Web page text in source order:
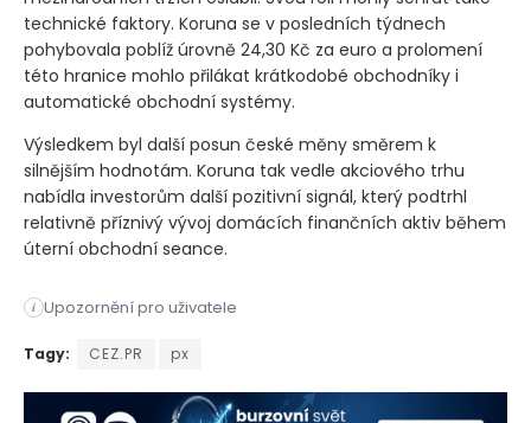
Dalším faktorem byl vývoj amerického dolaru, který na
mezinárodních trzích oslabil. Svou roli mohly sehrát také
technické faktory. Koruna se v posledních týdnech
pohybovala poblíž úrovně 24,30 Kč za euro a prolomení
této hranice mohlo přilákat krátkodobé obchodníky i
automatické obchodní systémy.
Výsledkem byl další posun české měny směrem k
silnějším hodnotám. Koruna tak vedle akciového trhu
nabídla investorům další pozitivní signál, který podtrhl
i Upozornění pro uživatele
Pražská burza v úterý navázala na pozitivní vývoj
Tagy: CEZ.PR px